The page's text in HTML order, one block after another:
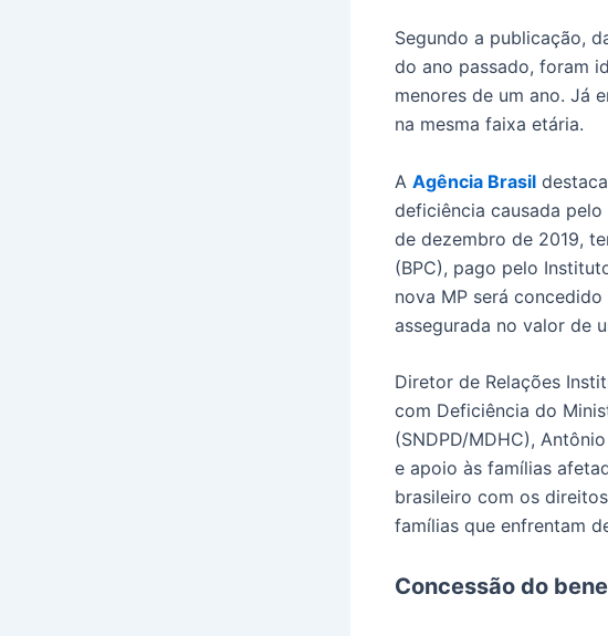
Segundo a publicação,
do ano passado, foram
menores de um ano. Já
na mesma faixa etária.
A Agência Brasil
deficiência causada pelo
de dezembro de 2019,
(BPC), pago pelo
nova MP será
assegurada no valor de
Diretor de Relações
com Deficiência do
(SNDPD/MDHC),
e apoio às famílias
brasileiro com os
famílias que enfrentam
Concessão do